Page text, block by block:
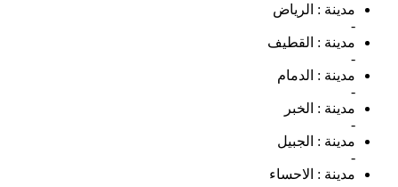
مدينة : الرياض
-
مدينة : القطيف
-
مدينة : الدمام
-
مدينة : الخبر
-
مدينة : الجبيل
-
مدينة : الاحساء